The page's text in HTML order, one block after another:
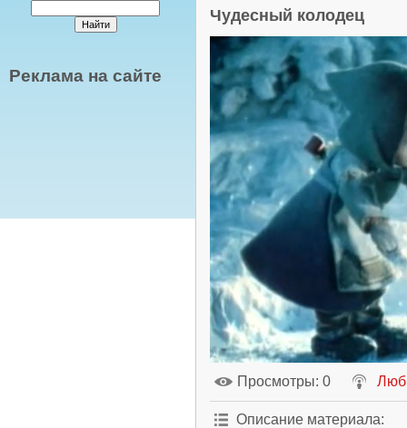
Реклама на сайте
Чудесный колодец
Просмотры: 0
Описание материала: